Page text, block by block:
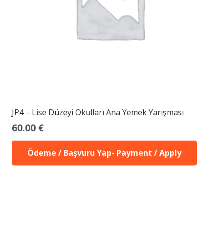
JP4 – Lise Düzeyi Okulları Ana Yemek Yarışması
60.00 €
Ödeme / Başvuru Yap- Payment / Apply